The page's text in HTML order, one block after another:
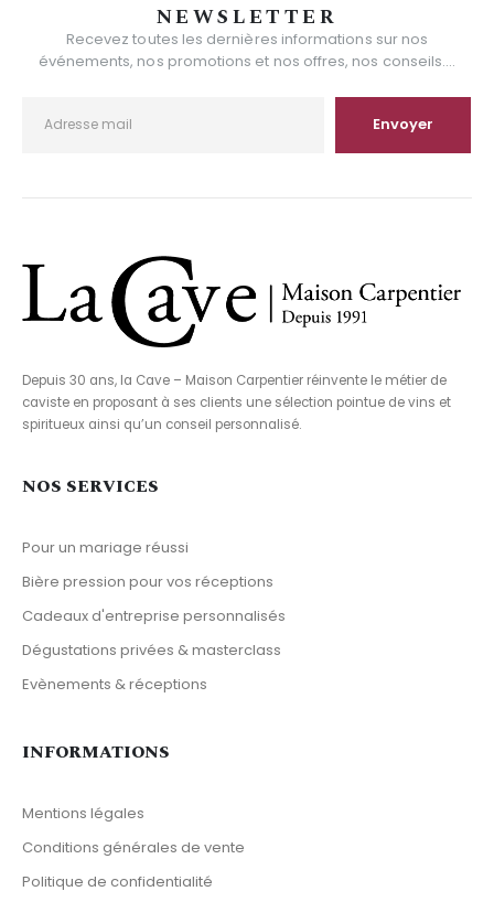
NEWSLETTER
Recevez toutes les dernières informations sur nos
événements, nos promotions et nos offres, nos conseils....
Depuis 30 ans, la Cave – Maison Carpentier réinvente le métier de
caviste en proposant à ses clients une sélection pointue de vins et
spiritueux ainsi qu’un conseil personnalisé.
NOS SERVICES
Pour un mariage réussi
Bière pression pour vos réceptions
Cadeaux d'entreprise personnalisés
Dégustations privées & masterclass
Evènements & réceptions
INFORMATIONS
Mentions légales
Conditions générales de vente
Politique de confidentialité